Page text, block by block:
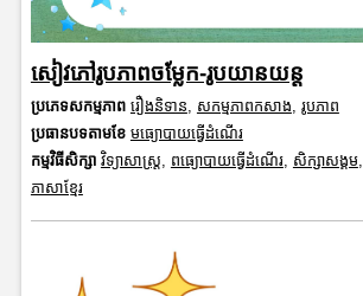
សៀវភៅរូបភាពចម្លែក-រូបយានយន្ត
ប្រភេទសកម្មភាព រឿងនិទាន, សកម្មភាពកសាង, រូបភាព
ប្រធានបទតាមខែ មធ្យោបាយធ្វើដំណើរ
កម្មវិធីសិក្សា វិទ្យាសាស្រ្ត, ពធ្យោបាយធ្វើដំណើរ, សិក្សាសង្គម,
ភាសាខ្មែរ